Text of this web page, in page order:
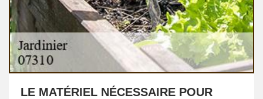
LE MATÉRIEL NÉCESSAIRE POUR